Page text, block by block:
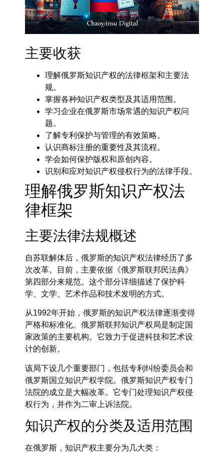
主要收获
理解俄罗斯知识产权的法律框架和主要法
规。
掌握各种知识产权类型及其适用范围。
学习企业在俄罗斯市场常遇的知识产权问
题。
了解专利保护与管理的有效策略。
认识商标注册的重要性及其流程。
学会如何保护版权和原创内容。
识别和应对知识产权侵权行为的法律手段。
理解俄罗斯知识产权法
律框架
主要法律法规概述
自苏联解体后，俄罗斯的知识产权法律经历了多
次改革。目前，主要依据《俄罗斯联邦民法典》
第四部分来规范。这个部分详细描述了保护科
学、文学、艺术作品和技术发明的方式。
从1992年开始，俄罗斯的知识产权法律逐渐变得
严格和标准化。俄罗斯联邦知识产权局是制定国
家政策的主要机构。它致力于促进科技和艺术设
计的创新。
该局下设几个重要部门，包括专利纠纷委员会和
俄罗斯国立知识产权学院。俄罗斯知识产权专门
法院的成立是大幅改革。它专门处理知识产权侵
权行为，并作为二审上诉法院。
知识产权的分类及适用范围
在俄罗斯，知识产权主要分为几大类：